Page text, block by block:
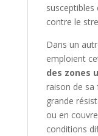
contre le
Dans un
emploient
des zones
raison de sa
grande
ou en
conditions